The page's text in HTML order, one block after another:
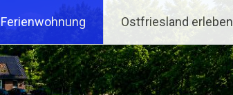
Ferienwohnung Ostfriesland erleben